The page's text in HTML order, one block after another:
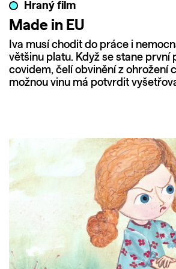
Hraný film
Made in EU
Iva musí chodit do práce i
většinu platu. Když se stane první
covidem, čelí obvinění z ohrožení
možnou vinu má potvrdit